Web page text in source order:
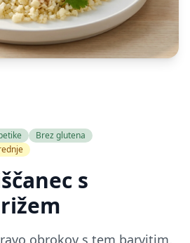
Brez glutena
s
obrokov s tem barvitim,